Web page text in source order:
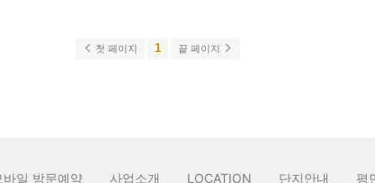
첫 페이지 1 끝 페이지
바일 방문예약 사업소개 LOCATION 단지안내 평